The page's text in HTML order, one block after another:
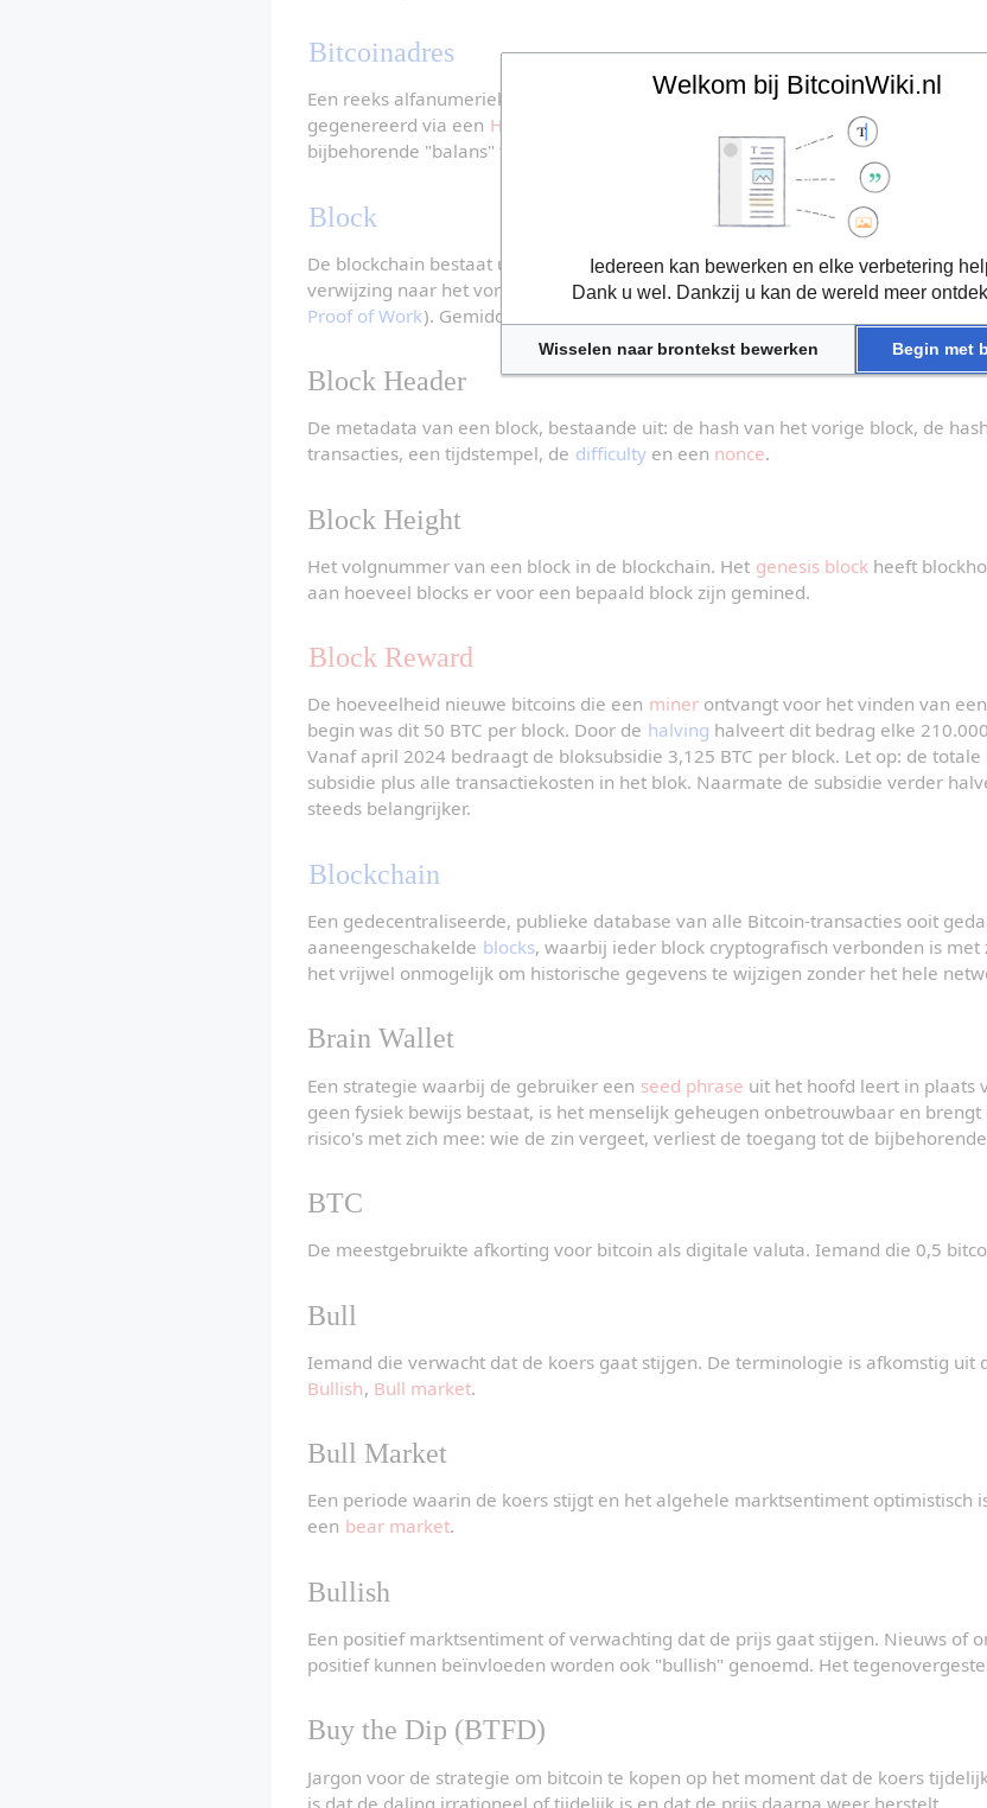
Bitcoinadres
Een reeks alfanumerieke tekens die gebruikt wordt om bitcoin te ontvangen.
gegenereerd via een Hash160
. Wanneer bitcoin wordt
bijbehorende "balans" toegekend aan dat adres.
Block
De blockchain bestaat uit opeenvolgende blocks. Een block bevat een groep
verwijzing naar het vorige block (via een cryptografische hash) en het bewijs
Proof of Work). Gemiddeld wordt er elke tien minuten een nieuw block gevonden.
Block Header
De metadata van een block, bestaande uit: de hash van het vorige block, de
transacties, een tijdstempel, de difficulty en een nonce.
Block Height
Het volgnummer van een block in de blockchain. Het genesis block heeft
aan hoeveel blocks er voor een bepaald block zijn gemined.
Block Reward
De hoeveelheid nieuwe bitcoins die een miner ontvangt voor het vinden van
begin was dit 50 BTC per block. Door de halving halveert dit bedrag elke
Vanaf april 2024 bedraagt de bloksubsidie 3,125 BTC per block. Let op: de
subsidie plus alle transactiekosten in het blok. Naarmate de subsidie verder
steeds belangrijker.
Blockchain
Een gedecentraliseerde, publieke database van alle Bitcoin-transacties ooit
aaneengeschakelde blocks, waarbij ieder block cryptografisch verbonden is
het vrijwel onmogelijk om historische gegevens te wijzigen zonder het hele
Brain Wallet
Een strategie waarbij de gebruiker een seed phrase uit het hoofd leert in plaats
geen fysiek bewijs bestaat, is het menselijk geheugen onbetrouwbaar en
risico's met zich mee: wie de zin vergeet, verliest de toegang tot de
BTC
De meestgebruikte afkorting voor bitcoin als digitale valuta. Iemand die 0,5
Bull
Iemand die verwacht dat de koers gaat stijgen. De terminologie is afkomstig uit
Bullish, Bull market.
Bull Market
Een periode waarin de koers stijgt en het algehele marktsentiment optimistisch
een bear market.
Bullish
Een positief marktsentiment of verwachting dat de prijs gaat stijgen. Nieuws of
positief kunnen beïnvloeden worden ook "bullish" genoemd. Het
Buy the Dip (BTFD)
Jargon voor de strategie om bitcoin te kopen op het moment dat de koers
is dat de daling irrationeel of tijdelijk is en dat de prijs daarna weer herstelt.
Welkom bij BitcoinWiki.nl
Iedereen kan bewerken en elke verbetering
Dank u wel. Dankzij u kan de wereld meer
Wisselen naar brontekst bewerken Begin met